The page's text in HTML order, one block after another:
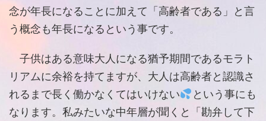
念が年長になることに加えて「高齢者である」と言
う概念も年長になるという事です。
子供はある意味大人になる猶予期間であるモラト
リアムに余裕を持てますが、大人は高齢者と認識さ
れるまで長く働かなくてはいけない
という事にも
なります。私みたいな中年層が聞くと「勘弁して下